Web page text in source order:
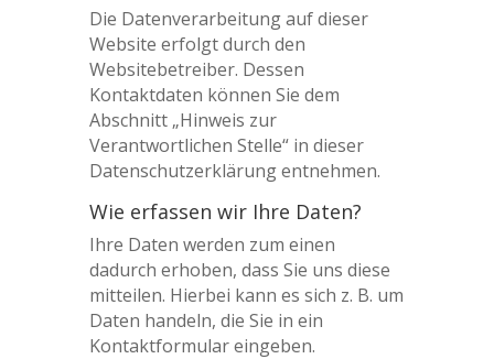
Die Datenverarbeitung auf dieser
Website erfolgt durch den
Websitebetreiber. Dessen
Kontaktdaten können Sie dem
Abschnitt „Hinweis zur
Verantwortlichen Stelle“ in dieser
Datenschutzerklärung entnehmen.
Wie erfassen wir Ihre Daten?
Ihre Daten werden zum einen
dadurch erhoben, dass Sie uns diese
mitteilen. Hierbei kann es sich z. B. um
Daten handeln, die Sie in ein
Kontaktformular eingeben.